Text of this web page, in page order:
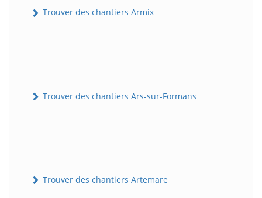
Trouver des chantiers Armix
Trouver des chantiers Ars-sur-Formans
Trouver des chantiers Artemare